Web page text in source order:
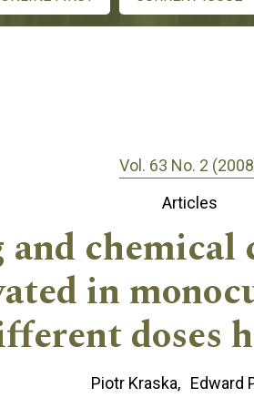
Vol. 63 No. 2
Articles
in
doses
Piotr Kraska Edward